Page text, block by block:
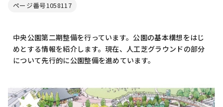
ページ番号1058117
中央公園第二期整備を行っています。公園の基本構想をはじ
めとする情報を紹介します。現在、人工芝グラウンドの部分
について先行的に公園整備を進めています。